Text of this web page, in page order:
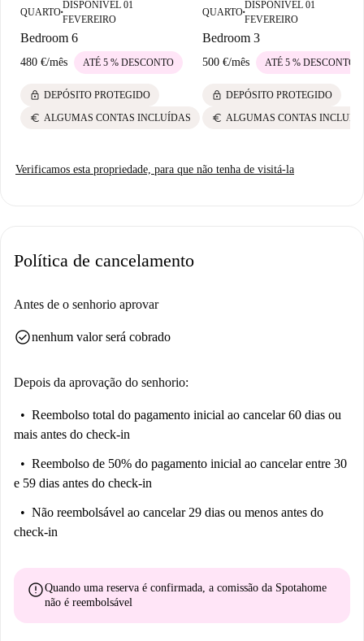
QUARTO■
DISPONÍVEL 01
FEVEREIRO
Bedroom 6
480 €/mês ATÉ 5 % DESCONTO
lock DEPÓSITO PROTEGIDO
euro ALGUMAS CONTAS INCLUÍDAS
QUARTO■
DISPONÍVEL 01
FEVEREIRO
Bedroom 3
500 €/mês ATÉ 5 % DESCONTO
lock DEPÓSITO PROTEGIDO
euro ALGUMAS CONTAS
Verificamos esta propriedade, para que não tenha de visitá-la
Política de cancelamento
Antes de o senhorio aprovar
check_circlenenhum valor será cobrado
Depois da aprovação do senhorio:
Reembolso total do pagamento inicial ao cancelar 60 dias ou
mais antes do check-in
Reembolso de 50% do pagamento inicial ao cancelar entre 30
e 59 dias antes do check-in
Não reembolsável ao cancelar 29 dias ou menos antes do
check-in
errorQuando uma reserva é confirmada, a comissão da Spotahome
não é reembolsável